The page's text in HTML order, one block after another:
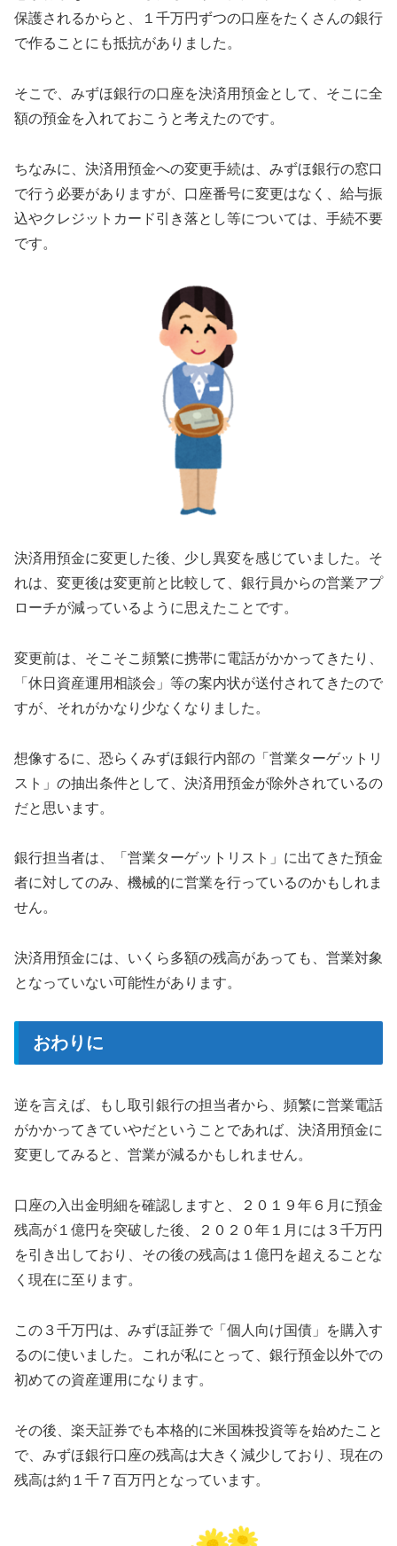
保護されるからと、１千万円ずつの口座をたくさんの銀行
で作ることにも抵抗がありました。
そこで、みずほ銀行の口座を決済用預金として、そこに全
額の預金を入れておこうと考えたのです。
ちなみに、決済用預金への変更手続は、みずほ銀行の窓口
で行う必要がありますが、口座番号に変更はなく、給与振
込やクレジットカード引き落とし等については、手続不要
です。
決済用預金に変更した後、少し異変を感じていました。そ
れは、変更後は変更前と比較して、銀行員からの営業アプ
ローチが減っているように思えたことです。
変更前は、そこそこ頻繁に携帯に電話がかかってきたり、
「休日資産運用相談会」等の案内状が送付されてきたので
すが、それがかなり少なくなりました。
想像するに、恐らくみずほ銀行内部の「営業ターゲットリ
スト」の抽出条件として、決済用預金が除外されているの
だと思います。
銀行担当者は、「営業ターゲットリスト」に出てきた預金
者に対してのみ、機械的に営業を行っているのかもしれま
せん。
決済用預金には、いくら多額の残高があっても、営業対象
となっていない可能性があります。
おわりに
逆を言えば、もし取引銀行の担当者から、頻繁に営業電話
がかかってきていやだということであれば、決済用預金に
変更してみると、営業が減るかもしれません。
口座の入出金明細を確認しますと、２０１９年６月に預金
残高が１億円を突破した後、２０２０年１月には３千万円
を引き出しており、その後の残高は１億円を超えることな
く現在に至ります。
この３千万円は、みずほ証券で「個人向け国債」を購入す
るのに使いました。これが私にとって、銀行預金以外での
初めての資産運用になります。
その後、楽天証券でも本格的に米国株投資等を始めたこと
で、みずほ銀行口座の残高は大きく減少しており、現在の
残高は約１千７百万円となっています。